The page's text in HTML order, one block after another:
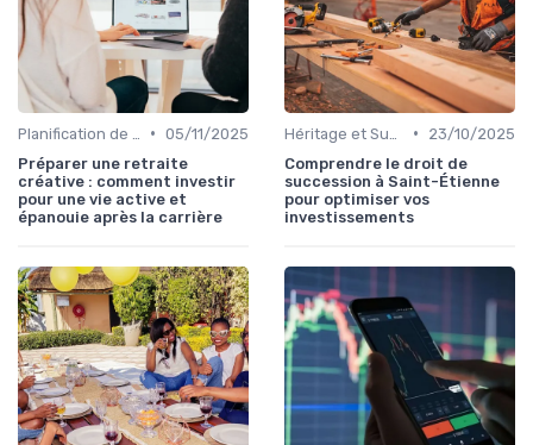
• 05/11/2025
Préparer une retraite
créative : comment investir
pour une vie active et
épanouie après la carrière
•
23/10/2025
Comprendre le droit de
succession à Saint-Étienne
pour optimiser vos
investissements